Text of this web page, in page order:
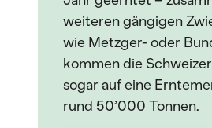
weiteren gängigen
wie Metzger- oder
kommen die
sogar auf eine
rund 50’000 Tonnen.